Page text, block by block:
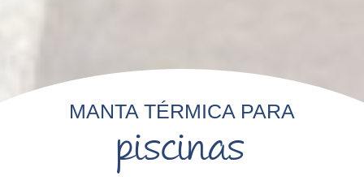
MANTA TÉRMICA PARA
piscinas